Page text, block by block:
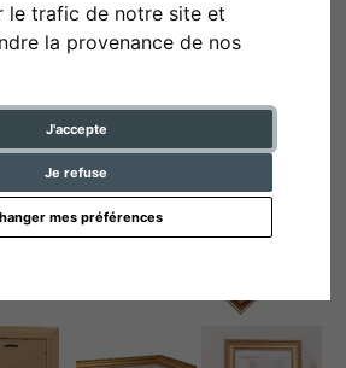
le trafic de notre site et
la provenance de nos
J'accepte
Je refuse
mes préférences